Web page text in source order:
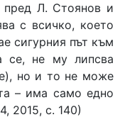
пред Л. Стоянов и
с всичко, което
сигурния път към
се, не му липсва
но и то не може
– има само едно
2015, с. 140)